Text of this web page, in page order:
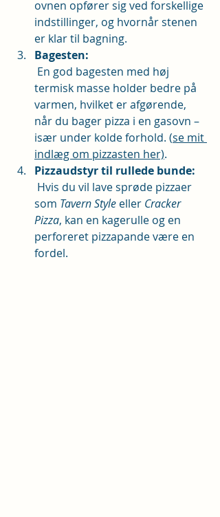
ovnen opfører sig ved forskellige
indstillinger, og hvornår stenen
er klar til bagning.
Bagesten:
termisk masse holder bedre på
varmen, hvilket er afgørende,
når du bager pizza i en gasovn –
især under kolde forhold. (se mit
indlæg om pizzasten her).
Pizzaudstyr til rullede bunde:
som Tavern Style eller Cracker
Pizza, kan en kagerulle og en
perforeret pizzapande være en
fordel.